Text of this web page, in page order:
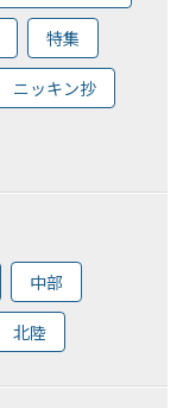
特集
ニッキン抄
中部
北陸